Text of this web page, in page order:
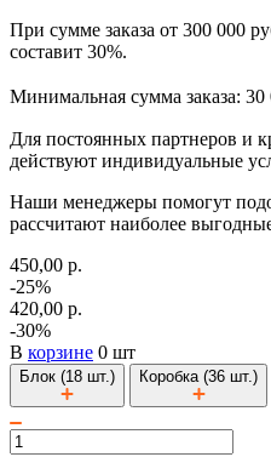
При сумме заказа от 300 000
составит 30%.
Минимальная сумма заказа: 30
Для постоянных партнеров и
действуют индивидуальные
Наши менеджеры помогут
рассчитают наиболее
450,00 р.
-25%
420,00 р.
-30%
В корзине 0 шт
Блок (18 шт.) Коробка (36 шт.)